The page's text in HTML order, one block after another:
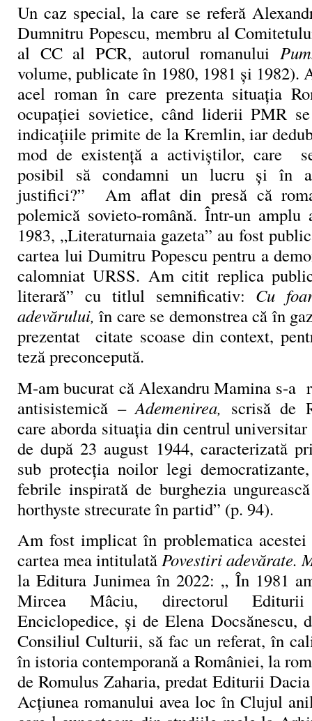
Un caz special, la care se referă
Dumnitru Popescu, membru al
al CC al PCR, autorul romanului
volume, publicate în 1980, 1981 și 1982).
acel roman în care prezenta situația
ocupației sovietice, când liderii PMR se
indicațiile primite de la Kremlin, iar
mod de existență a activiștilor, care
posibil să condamni un lucru și în
justifici?” Am aflat din presă că
polemică sovieto-română. Într-un
1983, „Literaturnaia gazeta” au fost
cartea lui Dumitru Popescu pentru a
calomniat URSS. Am citit replica
literară” cu titlul semnificativ: Cu
adevărului,în care se demonstrea că în
prezentat citate scoase din context,
teză preconcepută.
M-am bucurat că Alexandru Mamina s-a
antisistemică –Ademenirea, scrisă de
care aborda situația din centrul
de după 23 august 1944, caracterizată
sub protecția noilor legi
febrile inspirată de burghezia
horthyste strecurate în partid” (p. 94).
Am fost implicat în problematica
cartea mea intitulatăPovestiri adevărate.
la Editura Junimea în 2022: „ În 1981
Mircea Mâciu, directorul
Enciclopedice, şi de Elena Docsănescu,
Consiliul Culturii, să fac un referat, în
în istoria contemporană a României, la
de Romulus Zaharia, predat Editurii
Acţiunea romanului avea loc în Clujul